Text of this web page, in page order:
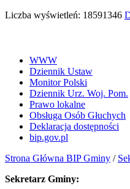
Liczba wyświetleń: 18591346
WWW
Dziennik Ustaw
Monitor Polski
Dziennik Urz. Woj. Pom.
Prawo lokalne
Obsługa Osób Głuchych
Deklaracja dostępności
bip.gov.pl
Strona Główna BIP Gminy /
Sekretarz Gminy: